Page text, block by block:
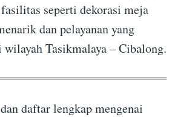
seperti dekorasi meja
dan pelayanan yang
Tasikmalaya – Cibalong.
daftar lengkap mengenai